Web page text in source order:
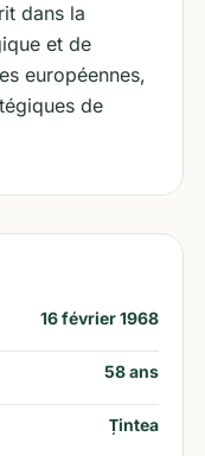
dans la
et de
européennes,
de
16 février 1968
58ans
Țintea